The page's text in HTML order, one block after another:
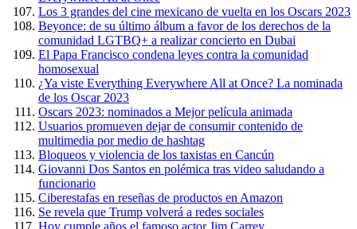
Los 3 grandes del cine mexicano de vuelta en los Oscars 2023
Beyonce: de su último álbum a favor de los derechos de la
comunidad LGTBQ+ a realizar concierto en Dubai
El Papa Francisco condena leyes contra la comunidad
homosexual
¿Ya viste Everything Everywhere All at Once? La nominada
de los Oscar 2023
Oscars 2023: nominados a Mejor película animada
Usuarios promueven dejar de consumir contenido de
multimedia por medio de hashtag
Bloqueos y violencia de los taxistas en Cancún
Giovanni Dos Santos en polémica tras video saludando a
funcionario
Ciberestafas en reseñas de productos en Amazon
Se revela que Trump volverá a redes sociales
Hoy cumple años el famoso actor Jim Carrey